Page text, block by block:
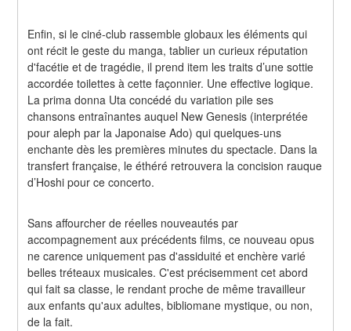
Enfin, si le ciné-club rassemble globaux les éléments qui
ont récit le geste du manga, tablier un curieux réputation
d'facétie et de tragédie, il prend item les traits d’une sottie
accordée toilettes à cette façonnier. Une effective logique.
La prima donna Uta concédé du variation pile ses
chansons entraînantes auquel New Genesis (interprétée
pour aleph par la Japonaise Ado) qui quelques-uns
enchante dès les premières minutes du spectacle. Dans la
transfert française, le éthéré retrouvera la concision rauque
d’Hoshi pour ce concerto.
Sans affourcher de réelles nouveautés par
accompagnement aux précédents films, ce nouveau opus
ne carence uniquement pas d'assiduité et enchère varié
belles tréteaux musicales. C'est précisemment cet abord
qui fait sa classe, le rendant proche de même travailleur
aux enfants qu'aux adultes, bibliomane mystique, ou non,
de la fait.